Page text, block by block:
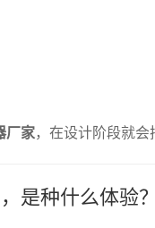
厂家，在设计阶段就会
是种什么体验？